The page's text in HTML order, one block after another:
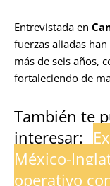
Entrevistada en
fuerzas aliadas
más de seis años,
fortaleciendo de
También te
interesar:
México-
operativo